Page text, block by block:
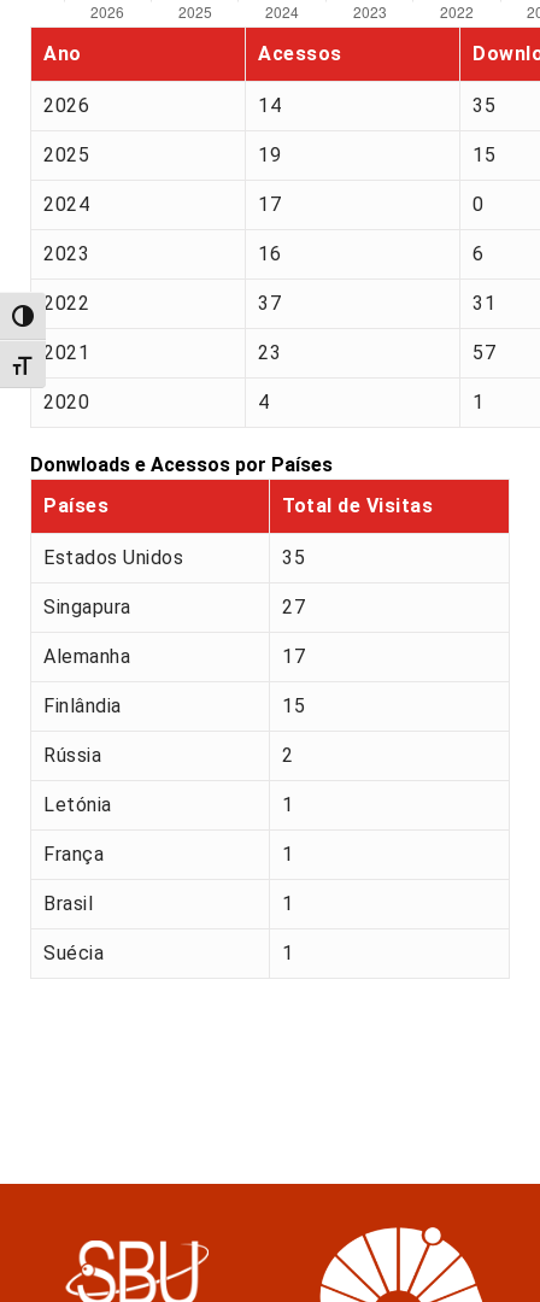
Alternar alto contraste
Alternar tamanho da fonte
Ano Acessos
2026 14 35
2025 19 15
2024 17 0
2023 16 6
2022 37 31
2021 23 57
2020 4 1
Donwloads e Acessos por Países
Países
Total de Visitas
Estados Unidos 35
Singapura 27
Alemanha 17
Finlândia 15
Rússia 2
Letónia 1
França 1
Brasil 1
Suécia 1